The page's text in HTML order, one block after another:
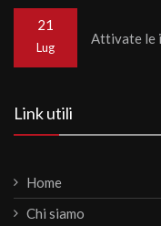
21
Lug
Attivate le
Link utili
Home
Chi siamo